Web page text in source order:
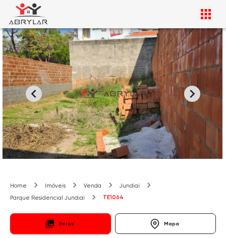
Home Imóveis Venda
Jundiaí
Parque Residencial Jundiaí
TE1064
Fotos Mapa